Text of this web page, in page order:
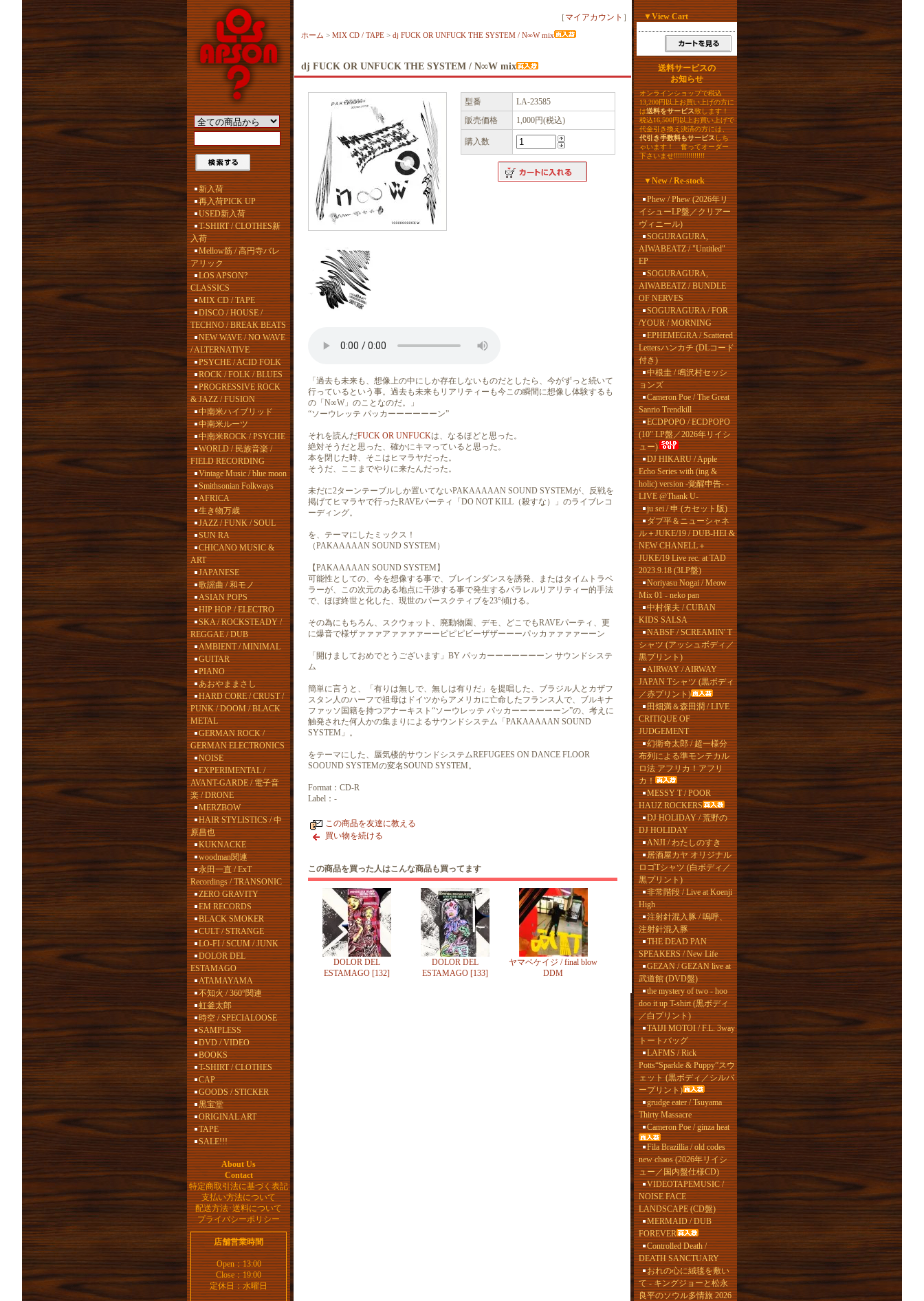
新入荷
再入荷PICK UP
USED新入荷
T-SHIRT / CLOTHES新
入荷
Mellow筋 / 高円寺バレ
アリック
LOS APSON?
CLASSICS
MIX CD / TAPE
DISCO / HOUSE /
TECHNO / BREAK BEATS
NEW WAVE / NO WAVE
/ ALTERNATIVE
PSYCHE / ACID FOLK
ROCK / FOLK / BLUES
PROGRESSIVE ROCK
& JAZZ / FUSION
中南米ハイブリッド
中南米ルーツ
中南米ROCK / PSYCHE
WORLD / 民族音楽 /
FIELD RECORDING
Vintage Music / blue moon
Smithsonian Folkways
AFRICA
生き物万歳
JAZZ / FUNK / SOUL
SUN RA
CHICANO MUSIC &
ART
JAPANESE
歌謡曲 / 和モノ
ASIAN POPS
HIP HOP / ELECTRO
SKA / ROCKSTEADY /
REGGAE / DUB
AMBIENT / MINIMAL
GUITAR
PIANO
あおやままさし
HARD CORE / CRUST /
PUNK / DOOM / BLACK
METAL
GERMAN ROCK /
GERMAN ELECTRONICS
NOISE
EXPERIMENTAL /
AVANT-GARDE / 電子音
楽 / DRONE
MERZBOW
HAIR STYLISTICS / 中
原昌也
KUKNACKE
woodman関連
永田一直 / ExT
Recordings / TRANSONIC
ZERO GRAVITY
EM RECORDS
BLACK SMOKER
CULT / STRANGE
LO-FI / SCUM / JUNK
DOLOR DEL
ESTAMAGO
ATAMAYAMA
不知火 / 360°関連
虹釜太郎
時空 / SPECIALOOSE
SAMPLESS
DVD / VIDEO
BOOKS
T-SHIRT / CLOTHES
CAP
GOODS / STICKER
黒宝堂
ORIGINAL ART
TAPE
SALE!!!
About Us
Contact
特定商取引法に基づく表記
支払い方法について
配送方法･送料について
プライバシーポリシー
店舗営業時間
Open：13:00
Close：19:00
定休日：水曜日
［ マイアカウント ］
ホーム > MIX CD / TAPE > dj FUCK OR UNFUCK THE SYSTEM / N∞W mix
dj FUCK OR UNFUCK THE SYSTEM / N∞W mix
型番
LA-23585
販売価格
1,000円(税込)
購入数
「過去も未来も、想像上の中にしか存在しないものだとしたら、今がずっと続いて
行っているという事。過去も未来もリアリティーも今この瞬間に想像し体験するも
の「N∞W」のことなのだ。」
“ソーウレッテ パッカーーーーーーン”
それを読んだFUCK OR UNFUCKは、なるほどと思った。
絶対そうだと思った、確かにキマっていると思った。
本を閉じた時、そこはヒマラヤだった。
そうだ、ここまでやりに来たんだった。
未だに2ターンテーブルしか置いてないPAKAAAAAN SOUND SYSTEMが、反戦を
掲げてヒマラヤで行ったRAVEパーティ「DO NOT KILL（殺すな）」のライブレコ
ーディング。
を、テーマにしたミックス！
（PAKAAAAAN SOUND SYSTEM）
【PAKAAAAAN SOUND SYSTEM】
可能性としての、今を想像する事で、ブレインダンスを誘発、またはタイムトラベ
ラーが、この次元のある地点に干渉する事で発生するパラレルリアリティー的手法
で、ほぼ終世と化した、現世のパースクティブを23°傾ける。
その為にもちろん、スクウォット、廃動物園、デモ、どこでもRAVEパーティ、更
に爆音で様ザァァァアァァァァーーピピピビーザザーーーパッカァァァァーーン
「開けましておめでとうございます」BY パッカーーーーーーーン サウンドシステ
ム
簡単に言うと、「有りは無しで、無しは有りだ」を提唱した、ブラジル人とカザフ
スタン人のハーフで祖母はドイツからアメリカに亡命したフランス人で、ブルキナ
ファッソ国籍を持つアナーキスト“ソーウレッテ パッカーーーーーーン”の、考えに
触発された何人かの集まりによるサウンドシステム「PAKAAAAAN SOUND
SYSTEM」。
をテーマにした、蜃気楼的サウンドシステムREFUGEES ON DANCE FLOOR
SOOUND SYSTEMの変名SOUND SYSTEM。
Format：CD-R
Label：-
この商品を友達に教える
買い物を続ける
この商品を買った人はこんな商品も買ってます
DOLOR DEL
ESTAMAGO [132]
DOLOR DEL
ESTAMAGO [133]
ヤマベケイジ / final blow
DDM
▼View Cart
送料サービスの
お知らせ
オンラインショップで税込
13,200円以上お買い上げの方に
は送料をサービス致します！
税込16,500円以上お買い上げで
代金引き換え決済の方には、
代引き手数料もサービスしち
ゃいます！ 奮ってオーダー
下さいませ!!!!!!!!!!!!!!!
▼New / Re-stock
Phew / Phew (2026年リ
イシューLP盤／クリアー
ヴィニール)
SOGURAGURA,
AIWABEATZ / "Untitled"
EP
SOGURAGURA,
AIWABEATZ / BUNDLE
OF NERVES
SOGURAGURA / FOR
/YOUR / MORNING
EPHEMEGRA / Scattered
Lettersハンカチ (DLコード
付き)
中根圭 / 鳴沢村セッシ
ョンズ
Cameron Poe / The Great
Sanrio Trendkill
ECDPOPO / ECDPOPO
(10" LP盤／2026年リイシ
ュー)
DJ HIKARU / Apple
Echo Series with (ing &
holic) version -覚醒申告- -
LIVE @Thank U-
ju sei / 申 (カセット版)
ダブ平＆ニューシャネ
ル＋JUKE/19 / DUB-HEI &
NEW CHANELL＋
JUKE/19 Live rec. at TAD
2023.9.18 (3LP盤)
Noriyasu Nogai / Meow
Mix 01 - neko pan
中村保夫 / CUBAN
KIDS SALSA
NABSF / SCREAMIN' T
シャツ (アッシュボディ／
黒プリント)
AIRWAY / AIRWAY
JAPAN Tシャツ (黒ボディ
／赤プリント)
田畑満＆森田潤 / LIVE
CRITIQUE OF
JUDGEMENT
幻衛奇太郎 / 超一様分
布列による準モンテカル
ロ法 アフリカ！アフリ
カ！
MESSY T / POOR
HAUZ ROCKERS
DJ HOLIDAY / 荒野の
DJ HOLIDAY
ANJI / わたしのすき
居酒屋カヤ オリジナル
ロゴTシャツ (白ボディ／
黒プリント)
非常階段 / Live at Koenji
High
注射針混入豚 / 嗚呼、
注射針混入豚
THE DEAD PAN
SPEAKERS / New Life
GEZAN / GEZAN live at
武道館 (DVD盤)
the mystery of two - hoo
doo it up T-shirt (黒ボディ
／白プリント)
TAIJI MOTOI / F.L. 3way
トートバッグ
LAFMS / Rick
Potts“Sparkle & Puppy”スウ
ェット (黒ボディ／シルバ
ープリント)
grudge eater / Tsuyama
Thirty Massacre
Cameron Poe / ginza heat
Fila Brazillia / old codes
new chaos (2026年リイシ
ュー／国内盤仕様CD)
VIDEOTAPEMUSIC /
NOISE FACE
LANDSCAPE (CD盤)
MERMAID / DUB
FOREVER
Controlled Death /
DEATH SANCTUARY
おれの心に絨毯を敷い
て - キングジョーと松永
良平のソウル多情旅 2026